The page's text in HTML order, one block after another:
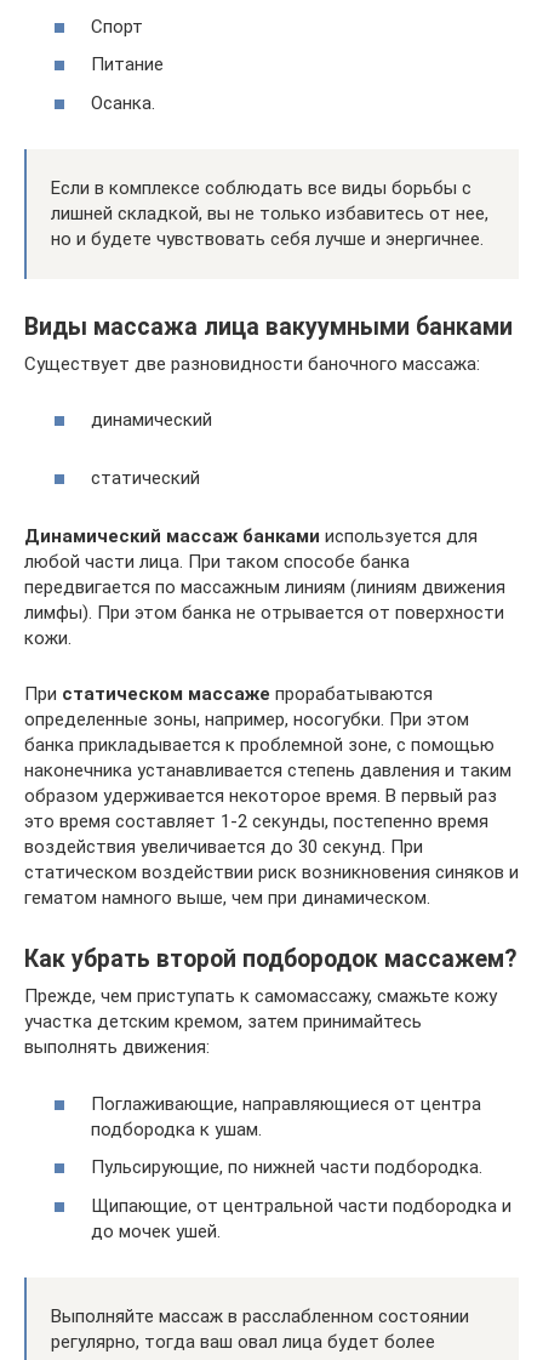
Спорт
Питание
Осанка.
Если в комплексе соблюдать все виды борьбы с
лишней складкой, вы не только избавитесь от нее,
но и будете чувствовать себя лучше и энергичнее.
Виды массажа лица вакуумными банками
Существует две разновидности баночного массажа:
динамический
статический
Динамический массаж банками используется для
любой части лица. При таком способе банка
передвигается по массажным линиям (линиям движения
лимфы). При этом банка не отрывается от поверхности
кожи.
При статическом массаже прорабатываются
определенные зоны, например, носогубки. При этом
банка прикладывается к проблемной зоне, с помощью
наконечника устанавливается степень давления и таким
образом удерживается некоторое время. В первый раз
это время составляет 1-2 секунды, постепенно время
воздействия увеличивается до 30 секунд. При
статическом воздействии риск возникновения синяков и
гематом намного выше, чем при динамическом.
Как убрать второй подбородок массажем?
Прежде, чем приступать к самомассажу, смажьте кожу
участка детским кремом, затем принимайтесь
выполнять движения:
Поглаживающие, направляющиеся от центра
подбородка к ушам.
Пульсирующие, по нижней части подбородка.
Щипающие, от центральной части подбородка и
до мочек ушей.
Выполняйте массаж в расслабленном состоянии
регулярно, тогда ваш овал лица будет более